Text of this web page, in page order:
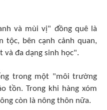
và mùi vị" đồng quê là
tộc, bên cạnh cảnh quan,
và đa dạng sinh học".
trong một "môi trường
tồn. Trong khi hàng xóm
còn là nông thôn nữa.